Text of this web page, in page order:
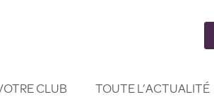
CLUB TOUTE L’ACTUALITÉ